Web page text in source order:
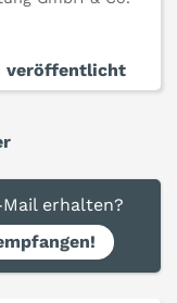
veröffentlicht
erhalten?